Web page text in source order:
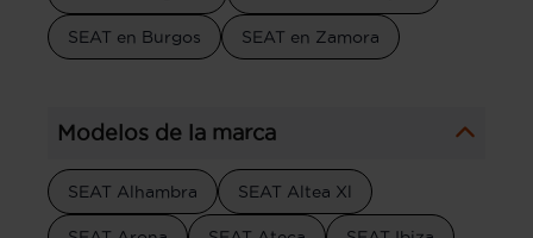
SEAT en Burgos SEAT en Zamora
Modelos de la marca
SEAT Alhambra SEAT Altea Xl